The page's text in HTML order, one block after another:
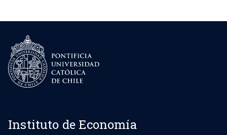
Instituto de Economía